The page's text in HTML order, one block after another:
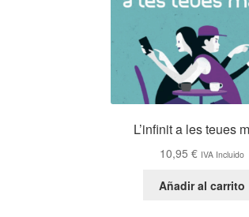
L’infinit a les teues
10,95€ IVA Incluido
Añadir al carrito